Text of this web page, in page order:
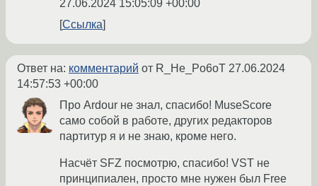
27.06.2024 15:05:09 +00:00
Ссылка
Ответ на: комментарий от R_He_Po6oT 27.06.2024
14:57:53 +00:00
Про Ardour не знал, спасибо! MuseScore
само собой в работе, других редакторов
партитур я и не знаю, кроме него.
Насчёт SFZ посмотрю, спасибо! VST не
принципиален, просто мне нужен был Free